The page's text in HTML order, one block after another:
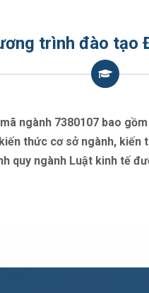
trình đào tạo
ngành 7380107 bao
thức cơ sở ngành, kiến
quy ngành Luật kinh tế
tốt nghiệp từ các trường